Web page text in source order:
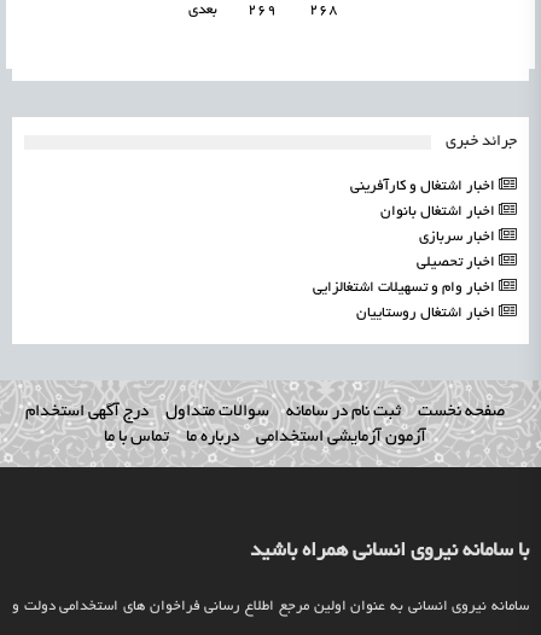
268
269 بعدی
جرائد خبری
اخبار اشتغال و کارآفرینی
اخبار اشتغال بانوان
اخبار سربازی
اخبار تحصیلی
اخبار وام و تسهیلات اشتغالزایی
اخبار اشتغال روستاییان
صفحه نخست ثبت نام در سامانه سوالات متداول
درج آگهی استخدام
آزمون آزمایشی استخدامی
درباره ما تماس با ما
با سامانه نیروی انسانی همراه باشید
سامانه نیروی انسانی به عنوان اولین مرجع اطلاع رسانی فراخوان های استخدامی دولت و